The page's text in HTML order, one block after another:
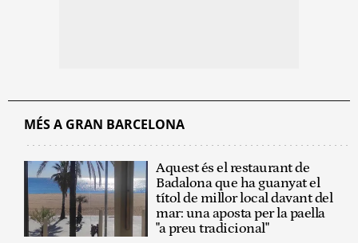
MÉS A GRAN BARCELONA
Aquest és el restaurant de
Badalona que ha guanyat el
títol de millor local davant del
mar: una aposta per la paella
"a preu tradicional"